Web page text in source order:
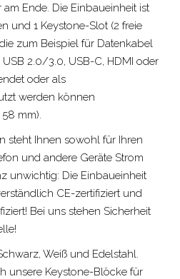
am Ende. Die Einbaueinheit ist
und 1 Keystone-Slot (2 freie
zum Beispiel für Datenkabel
USB 2.0/3.0, USB-C, HDMI oder
oder als
werden können
mm).
steht Ihnen sowohl für Ihren
und andere Geräte Strom
unwichtig: Die Einbaueinheit
CE-zertifiziert und
Bei uns stehen Sicherheit
Weiß und Edelstahl.
unsere Keystone-Blöcke für